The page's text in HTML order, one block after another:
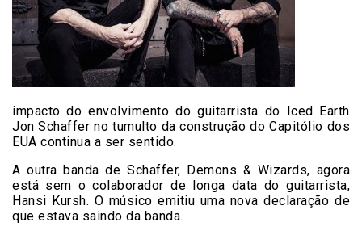
impacto do envolvimento do guitarrista do Iced Earth
Jon Schaffer no tumulto da construção do Capitólio dos
EUA continua a ser sentido.
A outra banda de Schaffer, Demons & Wizards, agora
está sem o colaborador de longa data do guitarrista,
Hansi Kursh. O músico emitiu uma nova declaração de
que estava saindo da banda.